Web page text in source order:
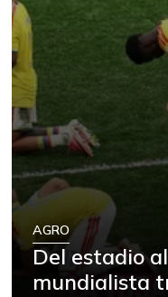
AGRO
Del estadio
mundialista